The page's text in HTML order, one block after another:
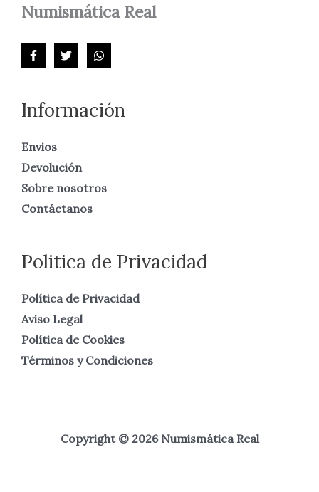
NumismáticaReal
Información
Envios
Devolución
Sobre nosotros
Contáctanos
Politica de Privacidad
Política de Privacidad
Aviso Legal
Política de Cookies
Términos y Condiciones
Copyright © 2026 Numismática Real